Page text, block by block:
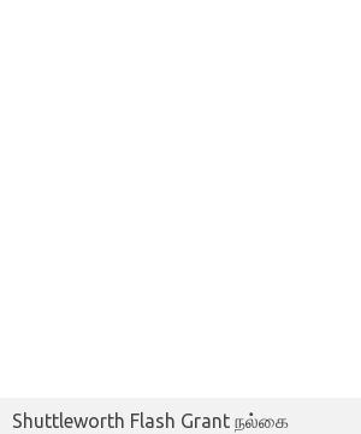
Shuttleworth Flash Grant நல்கை